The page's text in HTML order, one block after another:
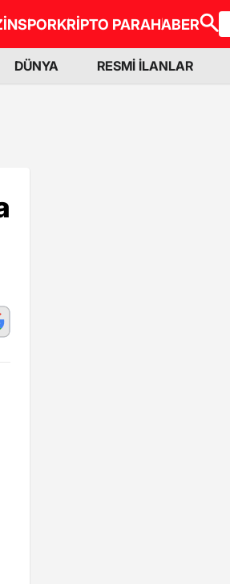
SPORKRİPTO PARAHABER
DÜNYA RESMİ İLANLAR